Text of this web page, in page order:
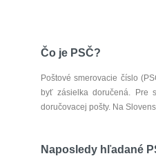
Čo je PSČ?
Poštové smerovacie číslo
byť zásielka doručená. Pre
doručovacej pošty. Na
Naposledy hľadané